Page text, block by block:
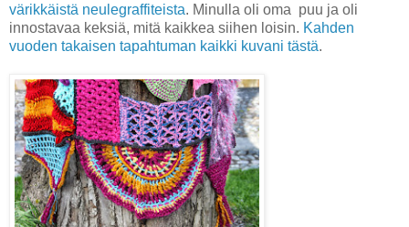
värikkäistä neulegraffiteista. Minulla oli oma puu ja oli
innostavaa keksiä, mitä kaikkea siihen loisin. Kahden
vuoden takaisen tapahtuman kaikki kuvani tästä.